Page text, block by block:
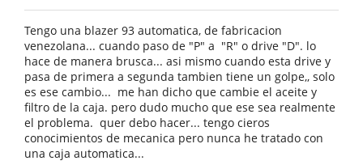
Tengo una blazer 93 automatica, de fabricacion
venezolana... cuando paso de "P" a "R" o drive "D". lo
hace de manera brusca... asi mismo cuando esta drive y
pasa de primera a segunda tambien tiene un golpe,, solo
es ese cambio... me han dicho que cambie el aceite y
filtro de la caja. pero dudo mucho que ese sea realmente
el problema. quer debo hacer... tengo cieros
conocimientos de mecanica pero nunca he tratado con
una caja automatica...